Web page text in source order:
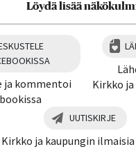
Löydä lisää
ja kommentoi
Kirkko
UUTISKIRJE
ja kaupungin